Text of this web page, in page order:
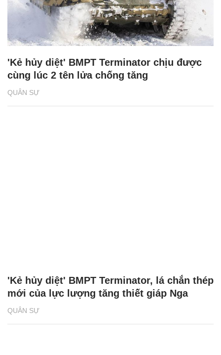
QUÂN SỰ
'Kẻ hủy diệt' BMPT Terminator chịu được
cùng lúc 2 tên lửa chống tăng
QUÂN SỰ
'Kẻ hủy diệt' BMPT Terminator, lá chắn thép
mới của lực lượng tăng thiết giáp Nga